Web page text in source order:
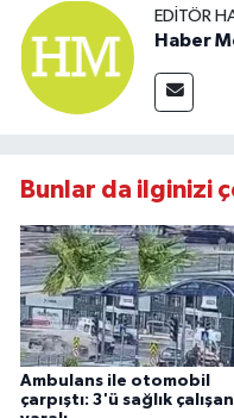
EDITÖR
Haber
Bunlar da ilginizi
Ambulans ile otomobil
çarpıştı: 3'ü sağlık